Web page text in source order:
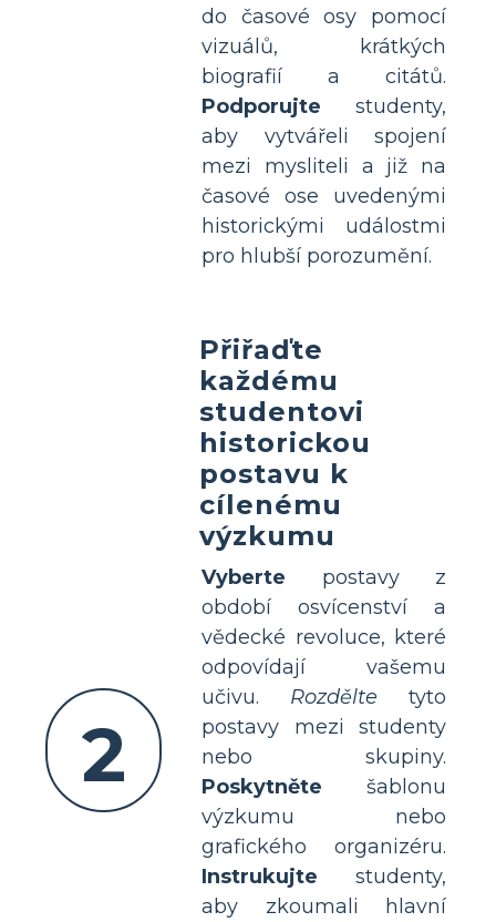
do časové osy pomocí
vizuálů, krátkých
biografií a citátů.
Podporujte studenty,
aby vytvářeli spojení
mezi mysliteli a již na
časové ose uvedenými
historickými událostmi
pro hlubší porozumění.
2
Přiřaďte
každému
studentovi
historickou
postavu k
cílenému
výzkumu
Vyberte postavy z
období osvícenství a
vědecké revoluce, které
odpovídají vašemu
učivu. Rozdělte tyto
postavy mezi studenty
nebo skupiny.
Poskytněte šablonu
výzkumu nebo
grafického organizéru.
Instrukujte studenty,
aby zkoumali hlavní